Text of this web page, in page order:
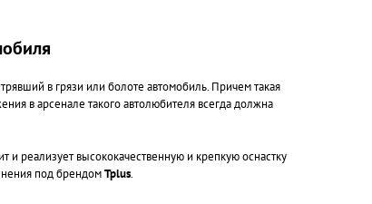
в грязи или болоте автомобиль. Причем такая
в арсенале такого автолюбителя всегда должна
и реализует высококачественную и крепкую оснастку
под брендомTplus.